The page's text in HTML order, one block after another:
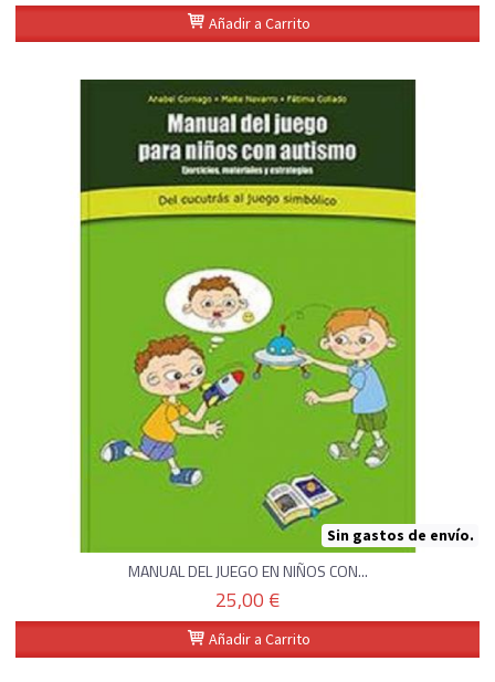
Añadir a Carrito
Sin gastos de envío.
MANUAL DEL JUEGO EN NIÑOS CON...
25,00 €
Añadir a Carrito